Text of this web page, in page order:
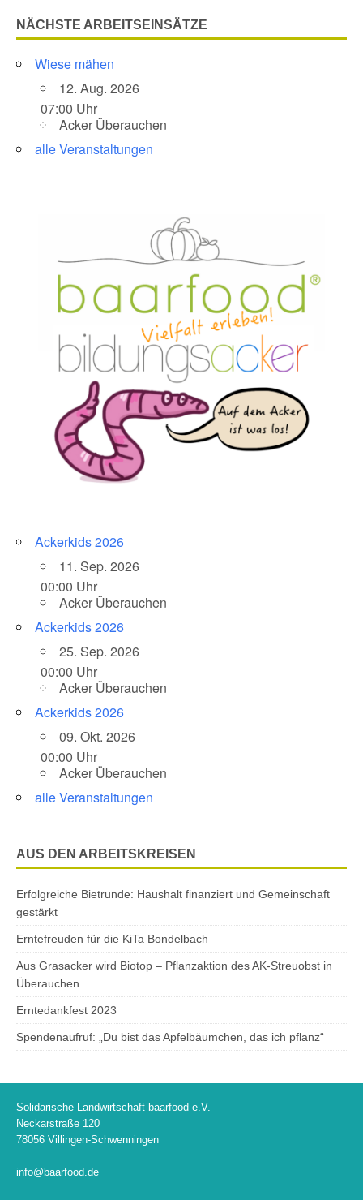
NÄCHSTE ARBEITSEINSÄTZE
Wiese mähen
12. Aug. 2026
07:00 Uhr
Acker Überauchen
alle Veranstaltungen
Ackerkids 2026
11. Sep. 2026
00:00 Uhr
Acker Überauchen
Ackerkids 2026
25. Sep. 2026
00:00 Uhr
Acker Überauchen
Ackerkids 2026
09. Okt. 2026
00:00 Uhr
Acker Überauchen
alle Veranstaltungen
AUS DEN ARBEITSKREISEN
Erfolgreiche Bietrunde: Haushalt finanziert und Gemeinschaft
gestärkt
Erntefreuden für die KiTa Bondelbach
Aus Grasacker wird Biotop – Pflanzaktion des AK-Streuobst in
Überauchen
Erntedankfest 2023
Spendenaufruf: „Du bist das Apfelbäumchen, das ich pflanz“
Solidarische Landwirtschaft baarfood e.V.
Neckarstraße 120
78056 Villingen-Schwenningen
info@baarfood.de